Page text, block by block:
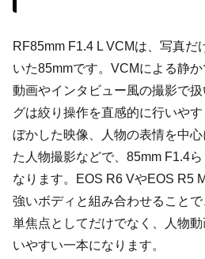
RF85mm F1.4 L VCMは、写真だ
いた85mmです。VCMによる静
動画やインタビュー風の撮影で
グは絞り操作を直感的に行いや
ぼかした映像、人物の表情を中
た人物撮影などで、85mm F1.4
なります。EOS R6 VやEOS R5
強いボディと組み合わせること
単焦点としてだけでなく、人物
いやすい一本になります。